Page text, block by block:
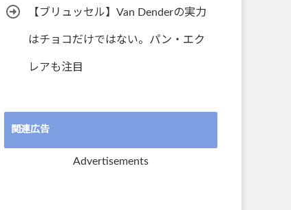
【ブリュッセル】Van Denderの実力
はチョコだけではない。パン・エク
レアも注目
関連広告
Advertisements